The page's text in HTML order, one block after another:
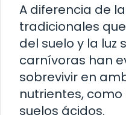
A diferencia de
tradicionales
del suelo y la luz
carnívoras han
sobrevivir en
nutrientes,
suelos ácidos.